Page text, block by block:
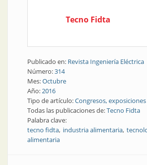
Tecno Fidta
Publicado en: Revista Ingeniería Eléctrica
Número:314
Mes:Octubre
Año:2016
Tipo de artículo:Congresos,
Todas las publicaciones de:Tecno Fidta
Palabra clave:
tecno fidta industria alimentaria
alimentaria